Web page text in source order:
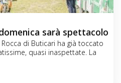
sarà spettacolo
di Buticari ha già toccato
quasi inaspettate. La